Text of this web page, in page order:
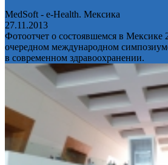
MedSoft - e-Health. Мексика
27.11.2013
Фотоотчет о состоявшемся в Мексике
очередном международном
в современном здравоохранении.